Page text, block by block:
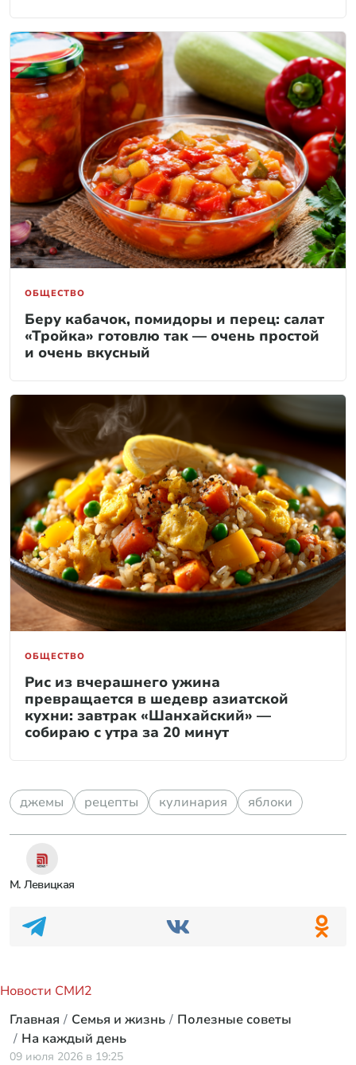
ОБЩЕСТВО
Беру кабачок, помидоры и перец: салат
«Тройка» готовлю так — очень простой
и очень вкусный
ОБЩЕСТВО
Рис из вчерашнего ужина
превращается в шедевр азиатской
кухни: завтрак «Шанхайский» —
собираю с утра за 20 минут
джемы рецепты кулинария яблоки
М. Левицкая
Новости СМИ2
Суд в США нанес мощный удар по Игорю
Крутому